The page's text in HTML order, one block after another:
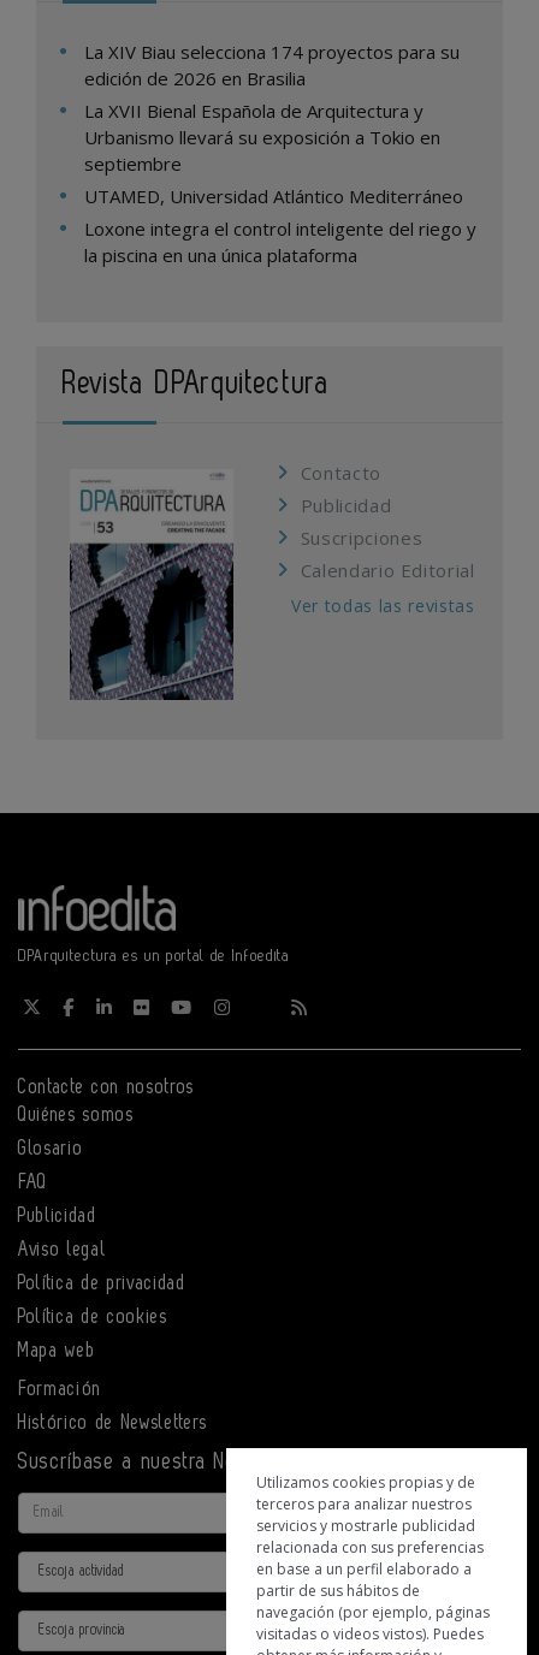
La XIV Biau selecciona 174 proyectos para su
edición de 2026 en Brasilia
La XVII Bienal Española de Arquitectura y
Urbanismo llevará su exposición a Tokio en
septiembre
UTAMED, Universidad Atlántico Mediterráneo
Loxone integra el control inteligente del riego y
la piscina en una única plataforma
Revista DPArquitectura
Contacto
Publicidad
Suscripciones
Calendario Editorial
Ver todas las revistas
DPArquitectura es un portal de Infoedita
Contacte con nosotros
Quiénes somos
Glosario
FAQ
Publicidad
Aviso legal
Política de privacidad
Política de cookies
Mapa web
Formación
Histórico de Newsletters
Suscríbase a nuestra Newsletter
Email
Actividad
Provincia
Utilizamos cookies propias y de
terceros para analizar nuestros
servicios y mostrarle publicidad
relacionada con sus preferencias
en base a un perfil elaborado a
partir de sus hábitos de
navegación (por ejemplo, páginas
visitadas o videos vistos). Puedes